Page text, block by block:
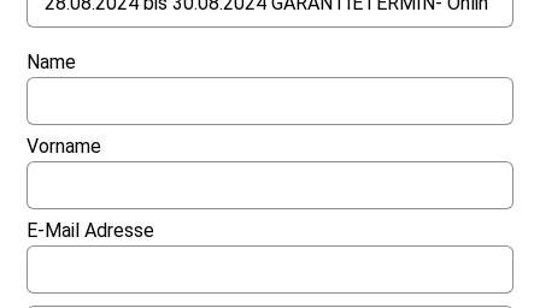
Name
Vorname
E-Mail Adresse